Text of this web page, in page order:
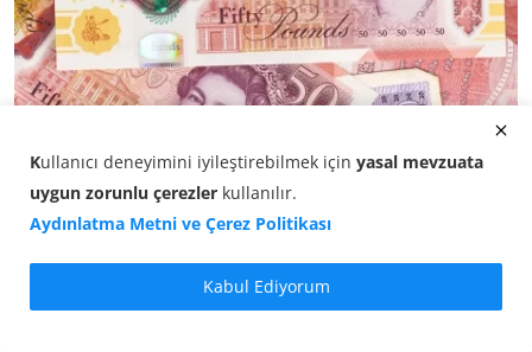
Ağustos ...
07.08.2026 18:10
Kullanıcı deneyimini iyileştirebilmek için yasal mevzuata
uygun zorunlu çerezler kullanılır.
Aydınlatma Metni ve Çerez Politikası
Kabul Ediyorum